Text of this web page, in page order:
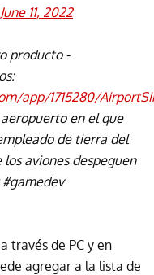
June 11, 2022
producto -
app/1715280/
en el que
de tierra del
aviones despeguen
través de PC y en
agregar a la lista de